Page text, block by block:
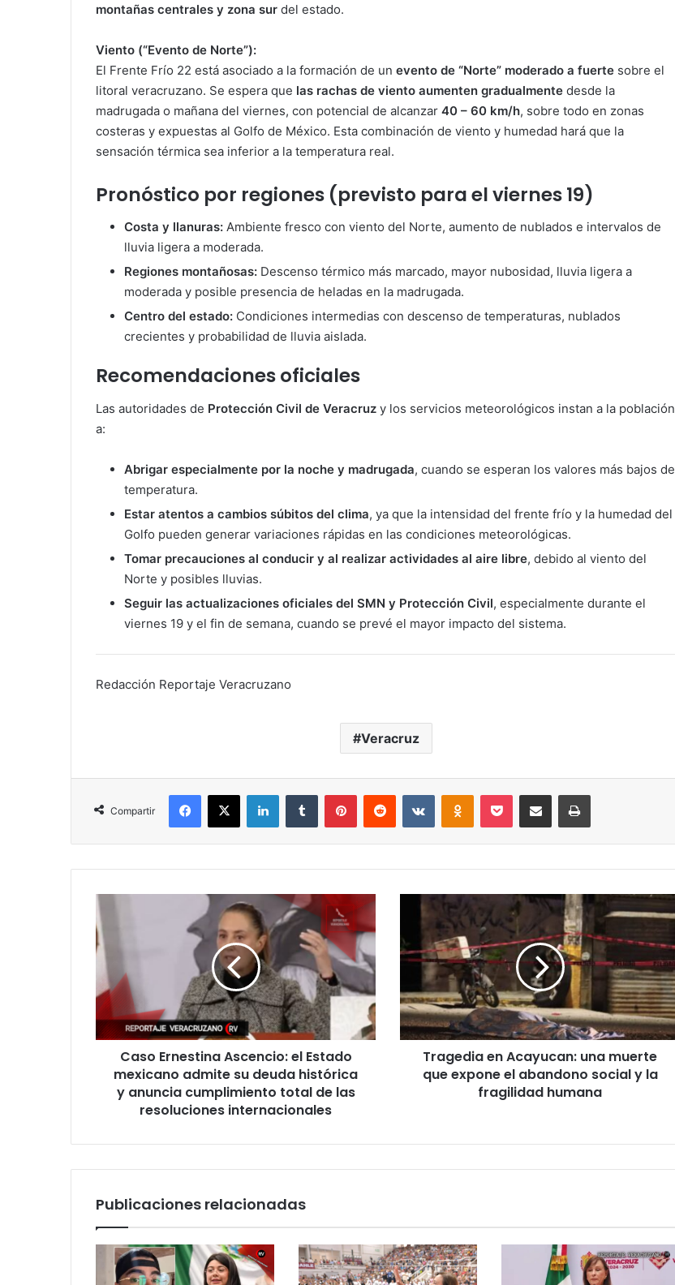
montañas centrales y zona sur del estado.
Viento (“Evento de Norte”):
El Frente Frío 22 está asociado a la formación de un evento de “Norte” moderado a fuerte sobre el
litoral veracruzano. Se espera que las rachas de viento aumenten gradualmente desde la
madrugada o mañana del viernes, con potencial de alcanzar 40 – 60 km/h, sobre todo en zonas
costeras y expuestas al Golfo de México. Esta combinación de viento y humedad hará que la
sensación térmica sea inferior a la temperatura real.
Pronóstico por regiones (previsto para el viernes 19)
Costa y llanuras: Ambiente fresco con viento del Norte, aumento de nublados e intervalos de
lluvia ligera a moderada.
Regiones montañosas: Descenso térmico más marcado, mayor nubosidad, lluvia ligera a
moderada y posible presencia de heladas en la madrugada.
Centro del estado: Condiciones intermedias con descenso de temperaturas, nublados
crecientes y probabilidad de lluvia aislada.
Recomendaciones oficiales
Las autoridades de Protección Civil de Veracruz y los servicios meteorológicos instan a la población
a:
Abrigar especialmente por la noche y madrugada, cuando se esperan los valores más bajos de
temperatura.
Estar atentos a cambios súbitos del clima, ya que la intensidad del frente frío y la humedad del
Golfo pueden generar variaciones rápidas en las condiciones meteorológicas.
Tomar precauciones al conducir y al realizar actividades al aire libre, debido al viento del
Norte y posibles lluvias.
Seguir las actualizaciones oficiales del SMN y Protección Civil, especialmente durante el
viernes 19 y el fin de semana, cuando se prevé el mayor impacto del sistema.
Redacción Reportaje Veracruzano
Veracruz
Compartir
Facebook
X LinkedInTumblr PinterestReddit VKontakteOdnoklassniki
Pocket Compartir por correo electrónicoImprimir
Caso
Ernestina
Ascencio:
el
Estado
mexicano
admite
su
deuda
histórica
anuncia
cumplimiento
resoluciones
Caso Ernestina Ascencio: el Estado
mexicano admite su deuda histórica
y anuncia cumplimiento total de las
resoluciones internacionales
Tragedia
Acayucan:
una
muerte
expone
el
abandono
socialTragedia en Acayucan: una muerte
que expone el abandono social y la
fragilidad humana
Publicaciones relacionadas